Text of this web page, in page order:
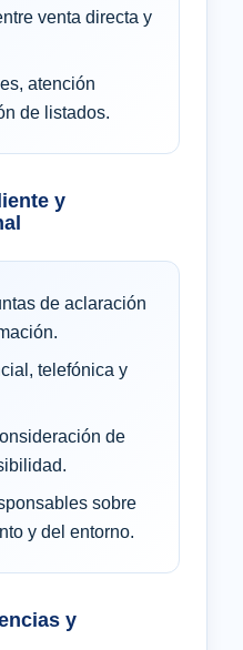
venta directa y
atención
de listados.
y
de aclaración
telefónica y
de
sobre
y del entorno.
y